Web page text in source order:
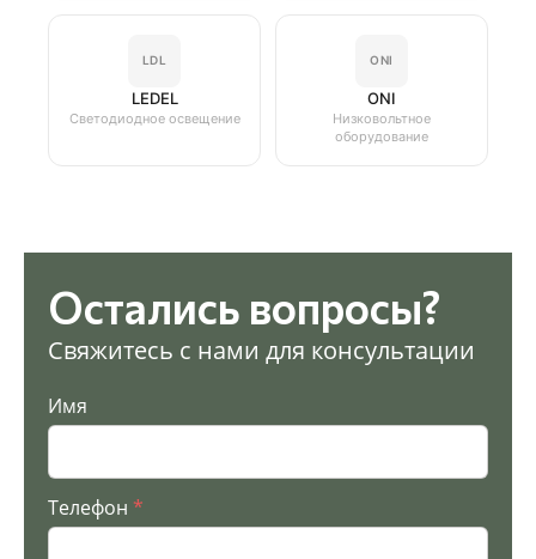
LDL
LEDEL
Светодиодное освещение
ONI
ONI
Низковольтное
оборудование
Остались вопросы?
Свяжитесь с нами для консультации
Имя
Телефон *